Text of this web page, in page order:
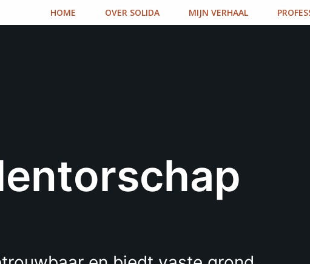
HOME OVER SOLIDA MIJN VERHAAL